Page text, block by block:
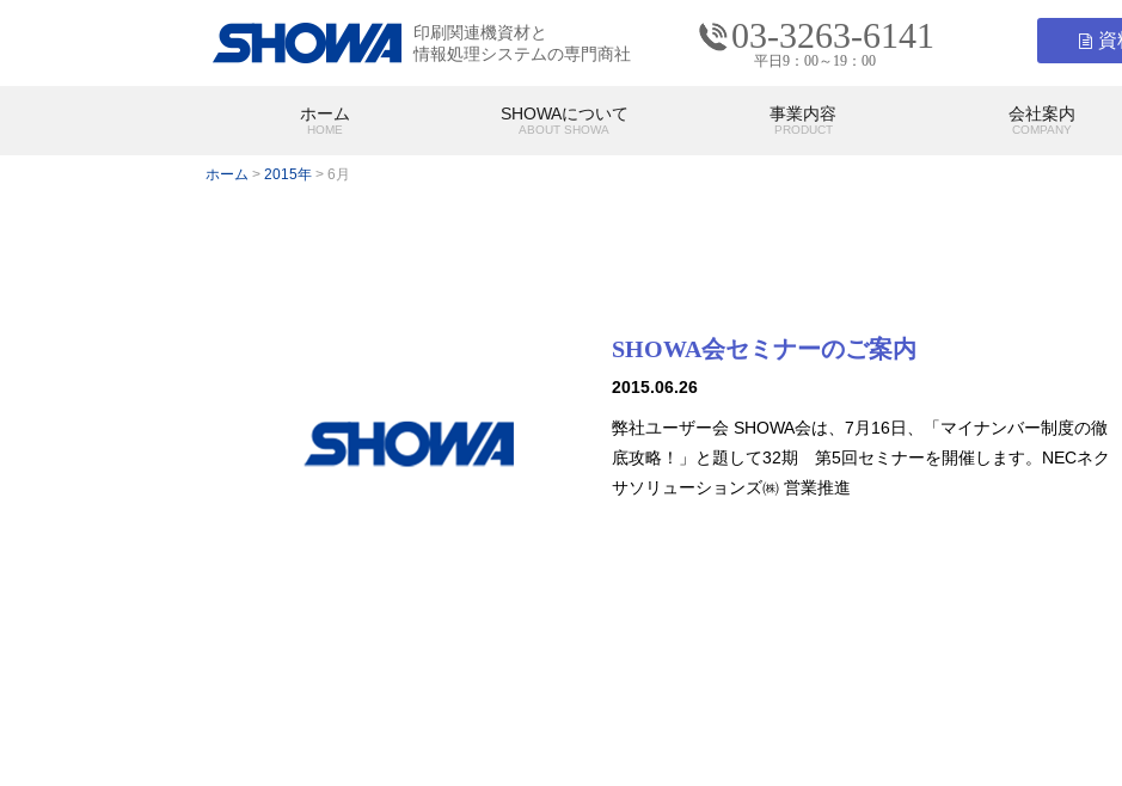
印刷関連機資材と
情報処理システムの専門商社
03-3263-6141
平日9：00～19：00
資
ホーム
HOME
SHOWAについて
ABOUT SHOWA
SHOWAの強み
事業内容
PRODUCT
会社案内
COMPANY
代表挨拶 アクセス
ホーム > 2015年 > 6月
SHOWA会セミナーのご案内
2015.06.26
弊社ユーザー会 SHOWA会は、7月16日、「マイナンバー制度の徹
底攻略！」と題して32期 第5回セミナーを開催します。NECネク
サソリューションズ㈱ 営業推進